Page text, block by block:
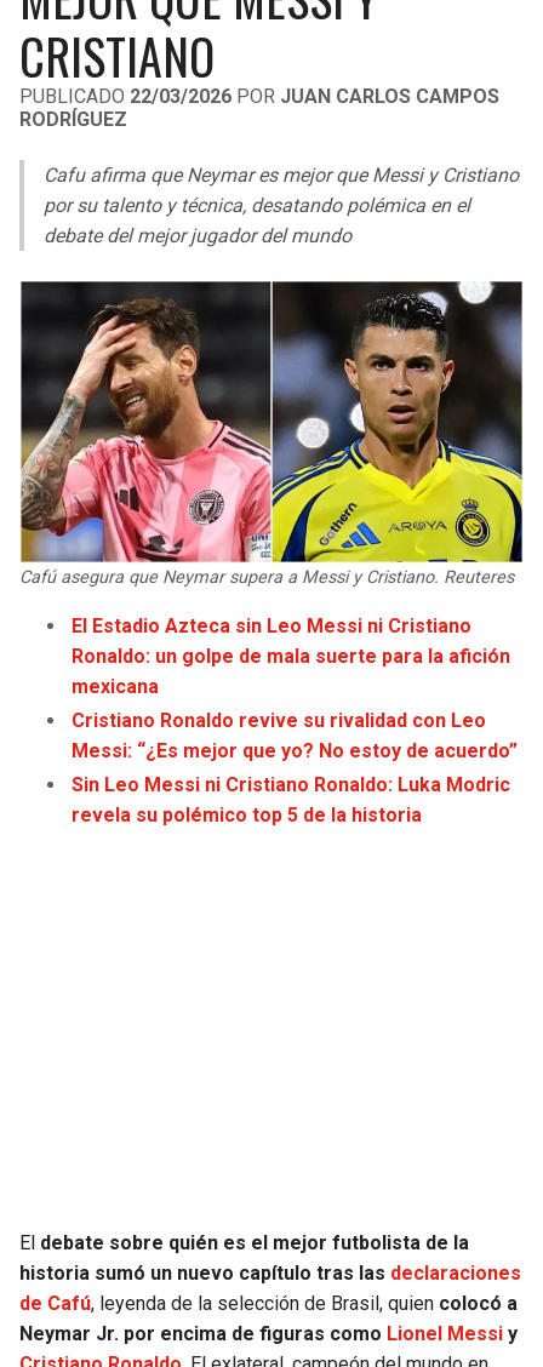
LIGA DE EXPANSIÓN MX
LEAGUES CUP
UEFA EUROPA LEAGUE
UEFA CONFERENCE LEAGUE
MLS
COPA LIBERTADORES
COPA SUDAMERICANA
LIGA BETPLAY
OTRAS LIGAS
RAIDERS
CHARGERS
RAVENS
BROWNS
STEELERS
TEXANS
COLTS
JAGUARS
TITANS
COWBOYS
GIANTS
EAGLES
CAVALIERS
PISTONS
PACERS
HAWKS
HORNETS
HEAT
MAGIC
WIZARDS
WARRIORS
CLIPPERS
LAKERS
SUNS
CRISTIANO
PUBLICADO 22/03/2026 POR JUAN CARLOS CAMPOS
RODRÍGUEZ
Cafu afirma que Neymar es mejor que Messi y Cristiano
por su talento y técnica, desatando polémica en el
debate del mejor jugador del mundo
Cafú asegura que Neymar supera a Messi y Cristiano. Reuteres
El Estadio Azteca sin Leo Messi ni Cristiano
Ronaldo: un golpe de mala suerte para la afición
mexicana
Cristiano Ronaldo revive su rivalidad con Leo
Messi: “¿Es mejor que yo? No estoy de acuerdo”
Sin Leo Messi ni Cristiano Ronaldo: Luka Modric
revela su polémico top 5 de la historia
El debate sobre quién es el mejor futbolista de la
historia sumó un nuevo capítulo tras las declaraciones
de Cafú, leyenda de la selección de Brasil, quien colocó a
Neymar Jr. por encima de figuras como Lionel Messi y